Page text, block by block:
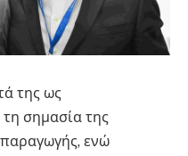
της ως
τη σημασία της
ενώ